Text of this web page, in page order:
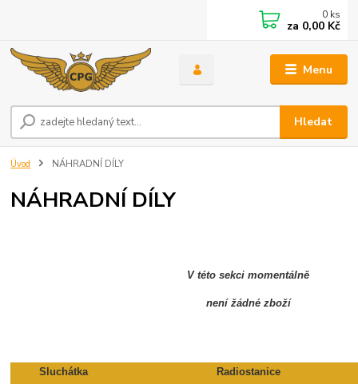
Menu
Hledat
0 ks
za 0,00 Kč
Úvod NÁHRADNÍ DÍLY
NÁHRADNÍ DÍLY
V této sekci momentálně
není žádné zboží
Sluchátka Radiostanice